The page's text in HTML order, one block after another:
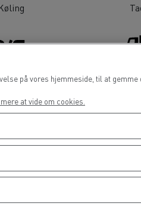
på vores hjemmeside, til at
at vide om cookies.